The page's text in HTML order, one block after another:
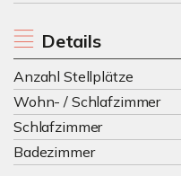
Details
Anzahl Stellplätze
Wohn- / Schlafzimmer
Schlafzimmer
Badezimmer